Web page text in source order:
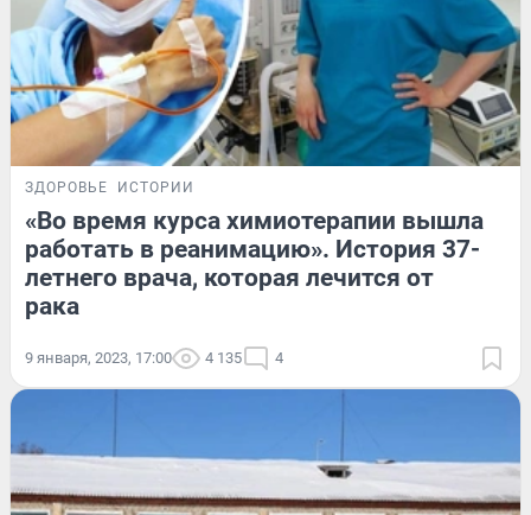
ЗДОРОВЬЕ ИСТОРИИ
«Во время курса химиотерапии вышла
работать в реанимацию». История 37-
летнего врача, которая лечится от
рака
9 января, 2023, 17:00 4 135 4